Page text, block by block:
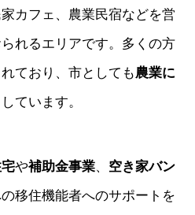
カフェ、農業民宿などを営
れるエリアです。多くの方
ており、市としても農業に
しています。
や補助金事業、 空き家バン
移住機能者へのサポートを